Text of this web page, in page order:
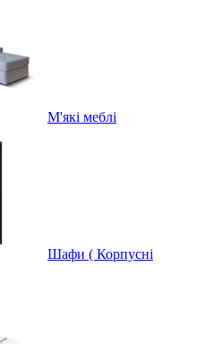
М'які меблі
Шафи ( Корпусні